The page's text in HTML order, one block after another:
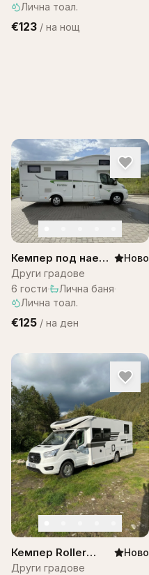
Лична тоал.
€123 / на нощ
Кемпер под наем
– Citroen
Campervan
Ново
Други градове
6 гости· Лична баня·
Лична тоал.
€125 / на ден
Кемпер Roller
team 287
Ново
Други градове